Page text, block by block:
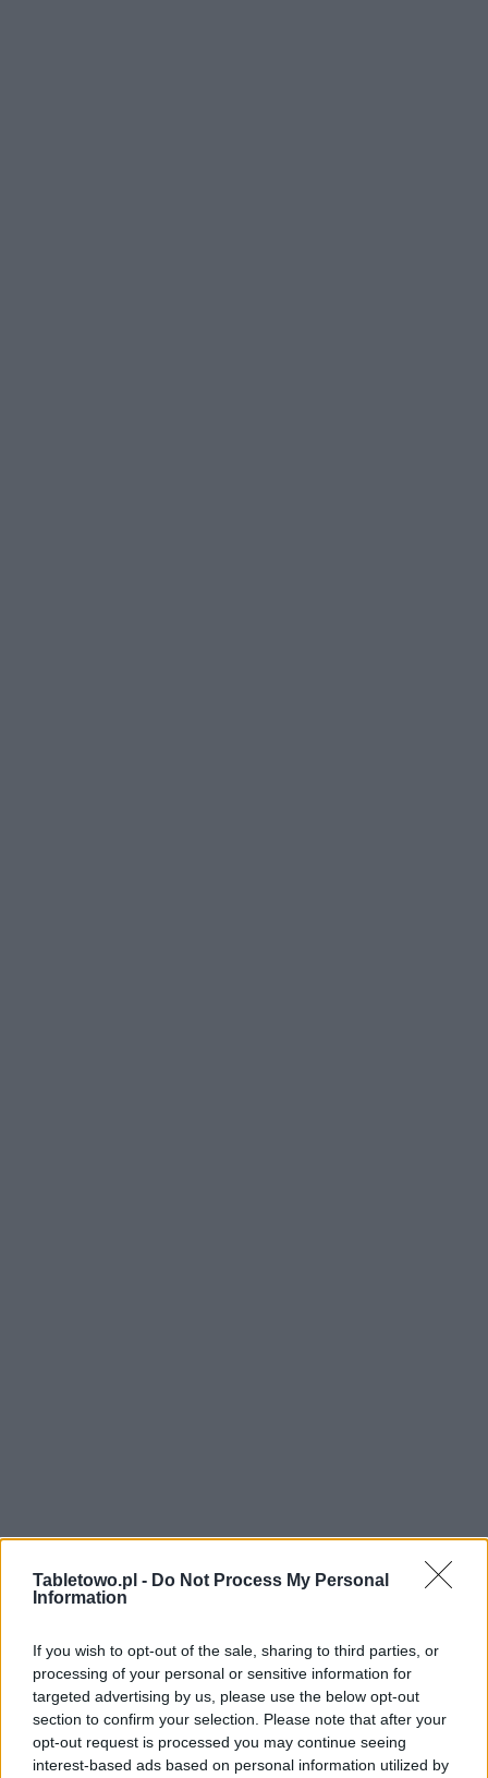
Tabletowo.pl - Do Not Process My Personal
Information
If you wish to opt-out of the sale, sharing to third parties, or
processing of your personal or sensitive information for
targeted advertising by us, please use the below opt-out
section to confirm your selection. Please note that after your
opt-out request is processed you may continue seeing
interest-based ads based on personal information utilized by